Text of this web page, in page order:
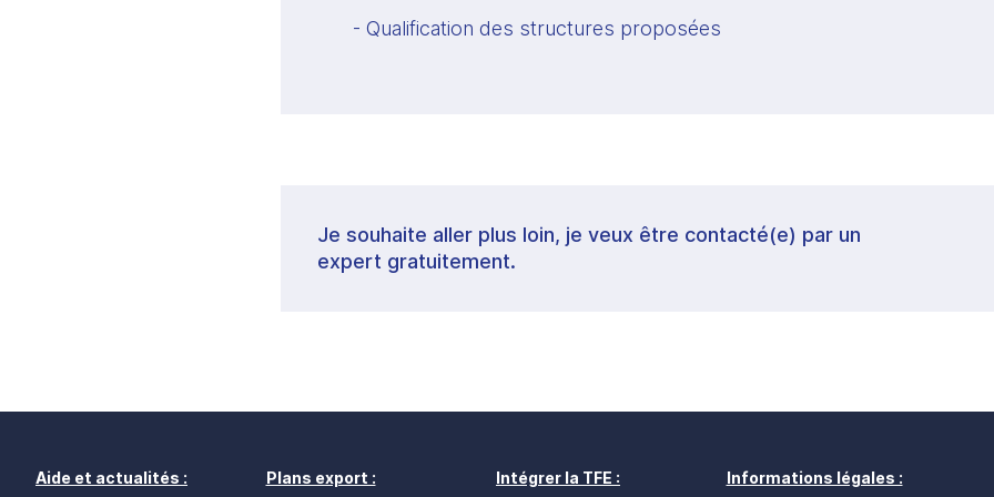
- Qualification des structures proposées
Je souhaite aller plus loin, je veux être contacté(e) par un
expert gratuitement.
Aide et actualités : Plans export : Intégrer la TFE : Informations légales :